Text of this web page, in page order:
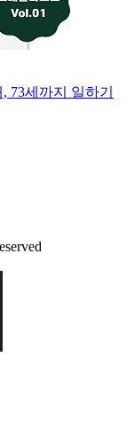
73세까지 일하기